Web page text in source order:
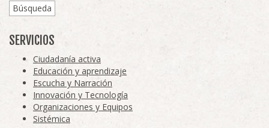
Búsqueda
SERVICIOS
Ciudadanía activa
Educación y aprendizaje
Escucha y Narración
Innovación y Tecnología
Organizaciones y Equipos
Sistémica